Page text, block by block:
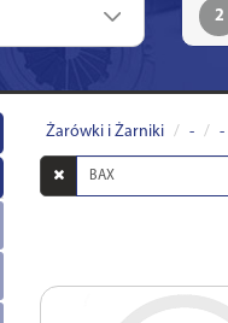
2
Żarówki i Żarniki - -
Wyszukaj
w